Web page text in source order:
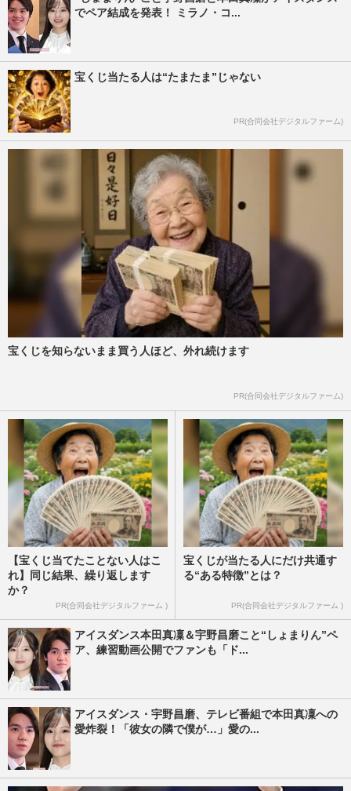
でペア結成を発表！ ミラノ・コ...
宝くじ当たる人は“たまたま”じゃない
PR(合同会社デジタルファーム)
宝くじを知らないまま買う人ほど、外れ続けます
PR(合同会社デジタルファーム)
【宝くじ当てたことない人はこ
れ】同じ結果、繰り返します
か？
PR(合同会社デジタルファーム )
宝くじが当たる人にだけ共通す
る“ある特徴”とは？
PR(合同会社デジタルファーム )
アイスダンス本田真凜＆宇野昌磨こと“しょまりん”ペ
ア、練習動画公開でファンも「ド...
アイスダンス・宇野昌磨、テレビ番組で本田真凜への
愛炸裂！「彼女の隣で僕が…」愛の...